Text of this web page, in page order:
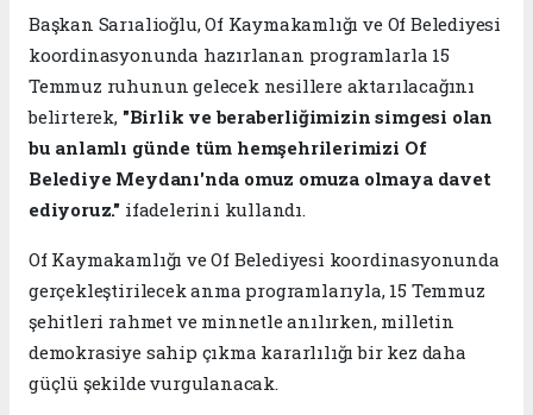
Başkan Sarıalioğlu, Of Kaymakamlığı ve Of Belediyesi
koordinasyonunda hazırlanan programlarla 15
Temmuz ruhunun gelecek nesillere aktarılacağını
belirterek, "Birlik ve beraberliğimizin simgesi olan
bu anlamlı günde tüm hemşehrilerimizi Of
Belediye Meydanı'nda omuz omuza olmaya davet
ediyoruz." ifadelerini kullandı.
Of Kaymakamlığı ve Of Belediyesi koordinasyonunda
gerçekleştirilecek anma programlarıyla, 15 Temmuz
şehitleri rahmet ve minnetle anılırken, milletin
demokrasiye sahip çıkma kararlılığı bir kez daha
güçlü şekilde vurgulanacak.